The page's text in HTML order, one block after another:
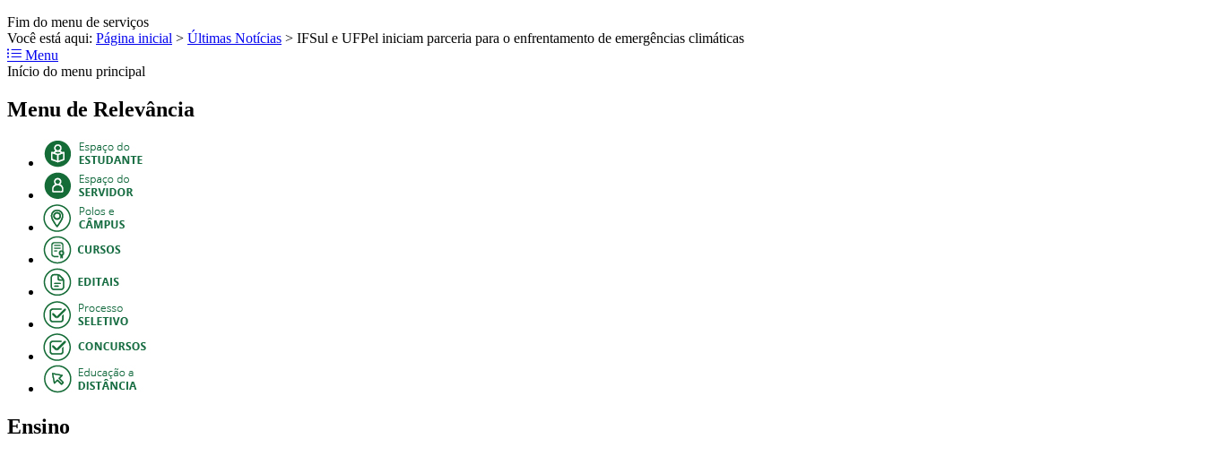
Fim do menu de serviços
Você está aqui: Página inicial > Últimas Notícias > IFSul e UFPel iniciam parceria para o enfrentamento de emergências climáticas
Menu
Início do menu principal
Menu de Relevância
Ensino